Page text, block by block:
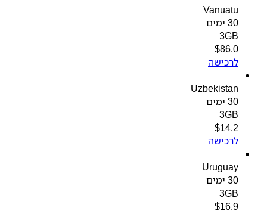
Vanuatu
3GB
$86.0
לרכישה
Uzbekistan
3GB
$14.2
לרכישה
Uruguay
3GB
$16.9